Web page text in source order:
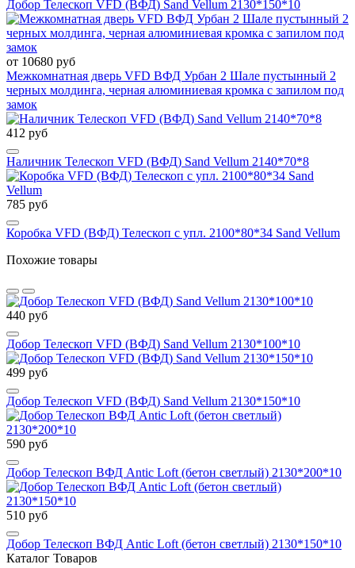
Добор Телескоп VFD (ВФД) Sand Vellum 2130*150*10
от 10680 руб
Межкомнатная дверь VFD ВФД Урбан 2 Шале пустынный 2
черных молдинга, черная алюминиевая кромка с запилом под
замок
412 руб
Наличник Телескоп VFD (ВФД) Sand Vellum 2140*70*8
785 руб
Коробка VFD (ВФД) Телескоп с упл. 2100*80*34 Sand Vellum
Похожие товары
440 руб
Добор Телескоп VFD (ВФД) Sand Vellum 2130*100*10
499 руб
Добор Телескоп VFD (ВФД) Sand Vellum 2130*150*10
590 руб
Добор Телескоп ВФД Antic Loft (бетон светлый) 2130*200*10
510 руб
Добор Телескоп ВФД Antic Loft (бетон светлый) 2130*150*10
Каталог Товаров